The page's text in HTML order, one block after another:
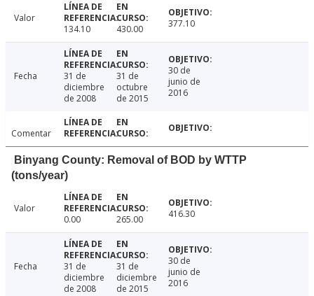
Valor
134.10
430.00 377.10
Fecha
31 de
diciembre
de 2008
31 de
octubre
de 2015
30 de
junio de
2016
Comentar
Binyang County: Removal of BOD by WTTP
(tons/year)
Valor
0.00
265.00 416.30
Fecha
31 de
diciembre
de 2008
31 de
diciembre
de 2015
30 de
junio de
2016